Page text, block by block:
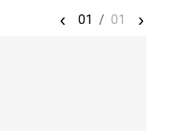
‹ 01 / 01 ›